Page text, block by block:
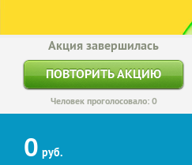
Акция завершилась
ПОВТОРИТЬ АКЦИЮ
Человек проголосовало: 0
0 руб.